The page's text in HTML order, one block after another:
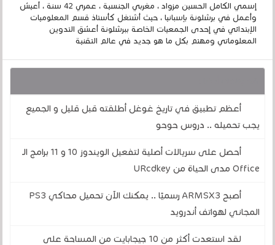
إسمي الكامل الحسين مزواد ، مغربي الجنسية ، عمري 42 سنة ، أعيش
وأعمل في برشلونة بإسبانيا ، حيث أشتغل كأستاذ قسم المعلوميات
الإبتدائي في إحدى الجمعيات الخاصة ببرشلونة أعشق التدوين
المعلوماتي ومهتم بكل ما هو جديد في عالم التقنية
أعظم تطبيق في تاريخ غوغل أطلقته قبل قليل و الجميع
يجب تحميله .. دروس حوحو
أحصل على سريالات أصلية لتفعيل الويندوز 10 و 11 برامج الـ
Office مدى الحياة من URcdkey
أصبح ARMSX3 رسميًا .. يمكنك الآن تحميل محاكي PS3
المجاني لهواتف أندرويد
لقد استعدت أكثر من 10 جيجابايت من المساحة على